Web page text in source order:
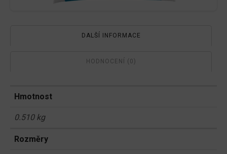
DALŠÍ INFORMACE
HODNOCENÍ (0)
Hmotnost
0.510 kg
Rozměry